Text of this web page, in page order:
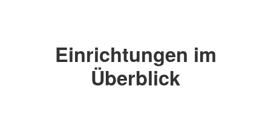
Einrichtungen im
Überblick